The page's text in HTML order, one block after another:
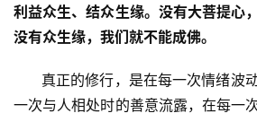
专
题
益
利益众生、结众生缘。没有大菩提心
没有众生缘，我们就不能成佛。
真正的修行，是在每一次情绪波
一次与人相处时的善意流露，在每一